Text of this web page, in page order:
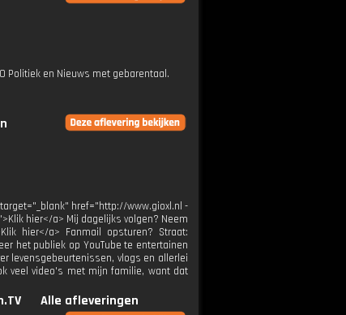
Politiek en Nieuws met gebarentaal.
target="_blank" href="http://www.gioxl.nl -
hier</a> Mij dagelijks volgen? Neem
hier</a> Fanmail opsturen? Straat:
het publiek op YouTube te entertainen
levensgebeurtenissen, vlogs en allerlei
veel video's met mijn familie, want dat
Alle afleveringen